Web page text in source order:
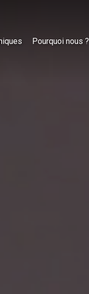
Pourquoi nous ?